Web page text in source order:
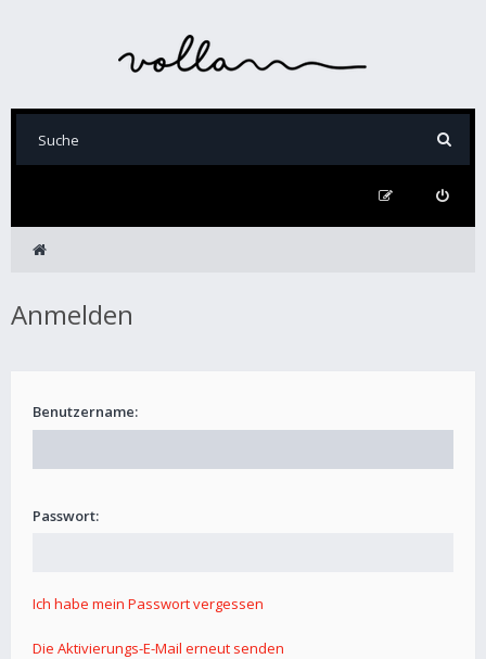
Anmelden
Benutzername:
Passwort:
Ich habe mein Passwort vergessen
Die Aktivierungs-E-Mail erneut senden